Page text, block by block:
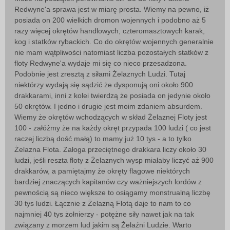
Redwyne'a sprawa jest w miarę prosta. Wiemy na pewno, iż
posiada on 200 wielkich dromon wojennych i podobno aż 5
razy więcej okrętów handlowych, czteromasztowych karak,
kog i statków rybackich. Co do okrętów wojennych generalnie
nie mam wątpliwości natomiast liczba pozostałych statków z
floty Redwyne'a wydaje mi się co nieco przesadzona.
Podobnie jest zresztą z siłami Żelaznych Ludzi. Tutaj
niektórzy wydają się sądzić że dysponują oni około 900
drakkarami, inni z kolei twierdzą że posiada on jedynie około
50 okrętów. I jedno i drugie jest moim zdaniem absurdem.
Wiemy że okrętów wchodzących w skład Żelaznej Floty jest
100 - załóżmy że na każdy okręt przypada 100 ludzi ( co jest
raczej liczbą dość małą) to mamy już 10 tys - a to tylko
Żelazna Flota. Załoga przeciętnego drakkara liczy około 30
ludzi, jeśli reszta floty z Żelaznych wysp miałaby liczyć aż 900
drakkarów, a pamiętajmy że okręty flagowe niektórych
bardziej znaczących kapitanów czy ważniejszych lordów z
pewnością są nieco większe to osiągamy monstrualną liczbę
30 tys ludzi. Łącznie z Żelazną Flotą daje to nam to co
najmniej 40 tys żołnierzy - potężne siły nawet jak na tak
związany z morzem lud jakim są Żelaźni Ludzie. Warto